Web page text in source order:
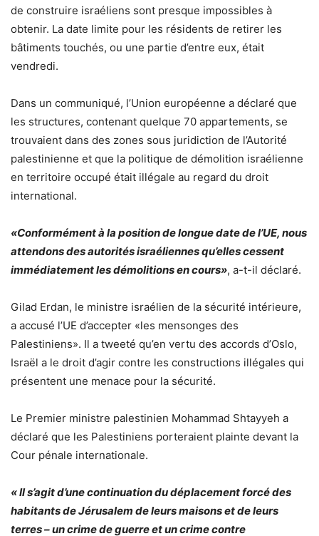
de construire israéliens sont presque impossibles à
obtenir. La date limite pour les résidents de retirer les
bâtiments touchés, ou une partie d’entre eux, était
vendredi.
Dans un communiqué, l’Union européenne a déclaré que
les structures, contenant quelque 70 appartements, se
trouvaient dans des zones sous juridiction de l’Autorité
palestinienne et que la politique de démolition israélienne
en territoire occupé était illégale au regard du droit
international.
«Conformément à la position de longue date de l’UE, nous
attendons des autorités israéliennes qu’elles cessent
immédiatement les démolitions en cours», a-t-il déclaré.
Gilad Erdan, le ministre israélien de la sécurité intérieure,
a accusé l’UE d’accepter «les mensonges des
Palestiniens». Il a tweeté qu’en vertu des accords d’Oslo,
Israël a le droit d’agir contre les constructions illégales qui
présentent une menace pour la sécurité.
Le Premier ministre palestinien Mohammad Shtayyeh a
déclaré que les Palestiniens porteraient plainte devant la
Cour pénale internationale.
« Il s’agit d’une continuation du déplacement forcé des
habitants de Jérusalem de leurs maisons et de leurs
terres – un crime de guerre et un crime contre